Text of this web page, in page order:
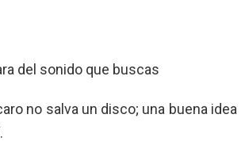
del sonido que buscas
no salva un disco; una buena idea